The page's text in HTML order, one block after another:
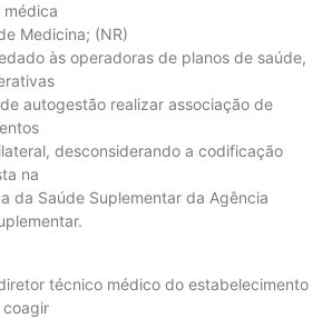
Medicina; (NR)
às operadoras de planos de saúde,
autogestão realizar associação de
desconsiderando a codificação
na
da Saúde Suplementar da Agência
técnico médico do estabelecimento
coagir